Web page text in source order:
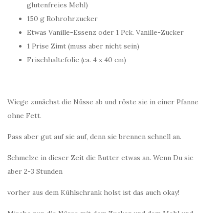
glutenfreies Mehl)
150 g Rohrohrzucker
Etwas Vanille-Essenz oder 1 Pck. Vanille-Zucker
1 Prise Zimt (muss aber nicht sein)
Frischhaltefolie (ca. 4 x 40 cm)
Wiege zunächst die Nüsse ab und röste sie in einer Pfanne
ohne Fett.
Pass aber gut auf sie auf, denn sie brennen schnell an.
Schmelze in dieser Zeit die Butter etwas an. Wenn Du sie
aber 2-3 Stunden
vorher aus dem Kühlschrank holst ist das auch okay!